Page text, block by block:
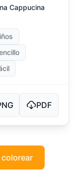
Cappucina
PDF
colorear